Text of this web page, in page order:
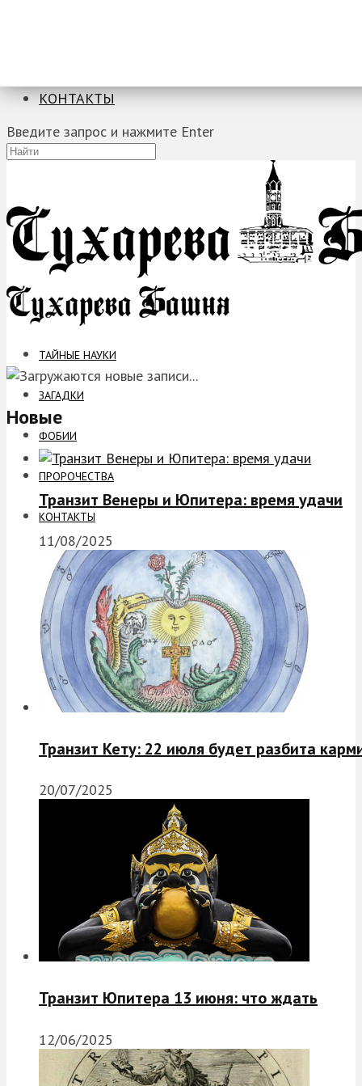
КОНТАКТЫ
Введите запрос и нажмите Enter
ТАЙНЫЕ НАУКИ
ЗАГАДКИ
ФОБИИ
ПРОРОЧЕСТВА
КОНТАКТЫ
Новые
Транзит Венеры и Юпитера: время удачи
11/08/2025
Транзит Кету: 22 июля будет разбита
20/07/2025
Транзит Юпитера 13 июня: что ждать
12/06/2025